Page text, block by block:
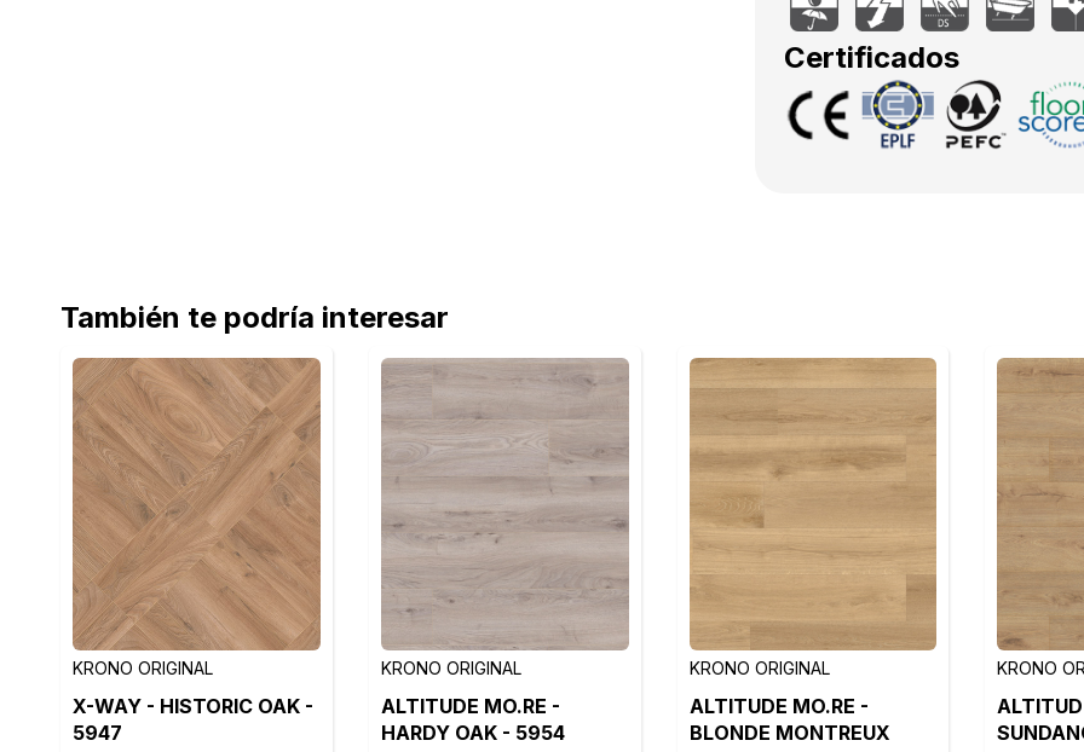
Certificados
También te podría interesar
KRONO ORIGINAL
X-WAY - HISTORIC OAK -
5947
KRONO ORIGINAL
ALTITUDE MO.RE -
HARDY OAK - 5954
KRONO ORIGINAL
ALTITUDE MO.RE -
BLONDE MONTREUX
KRONO